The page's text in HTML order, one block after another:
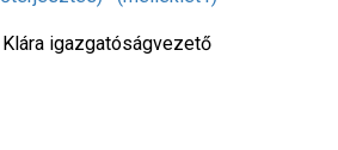
igazgatóságvezető